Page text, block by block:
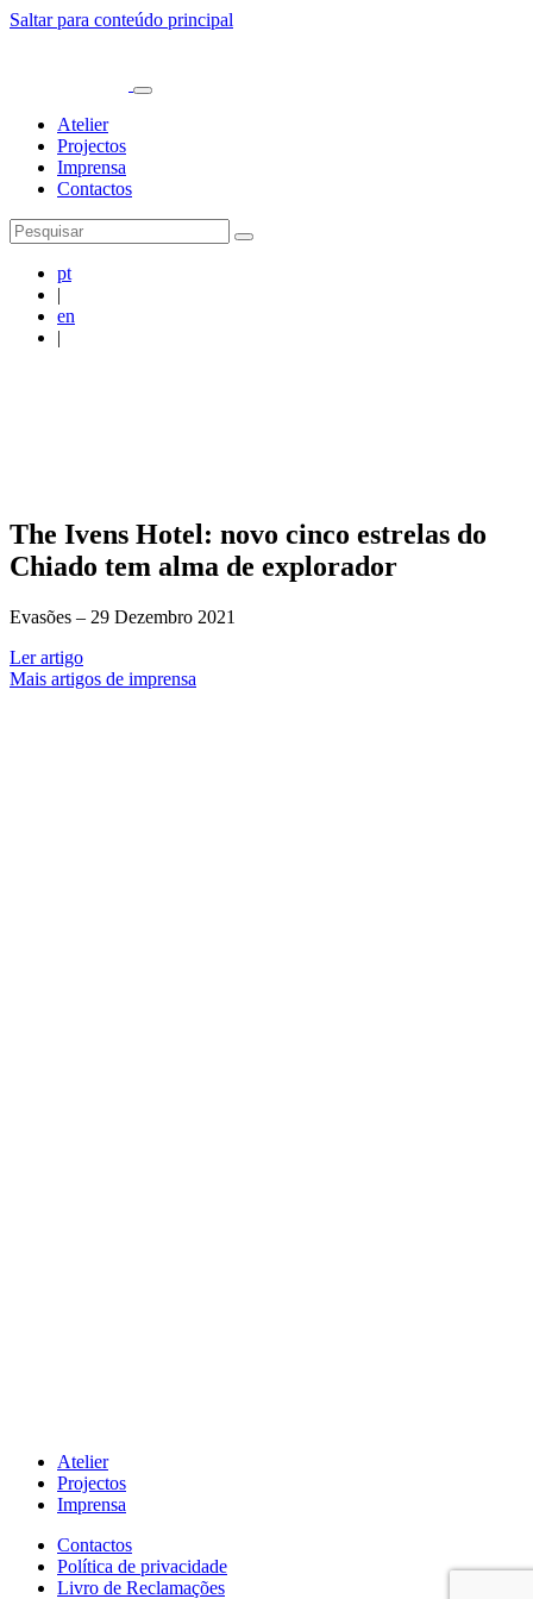
Saltar para conteúdo principal
Atelier
Projectos
Imprensa
Contactos
pt
|
en
|
The Ivens Hotel: novo cinco estrelas do
Chiado tem alma de explorador
Evasões – 29 Dezembro 2021
Ler artigo
Mais artigos de imprensa
Atelier
Projectos
Imprensa
Contactos
Política de privacidade
Livro de Reclamações